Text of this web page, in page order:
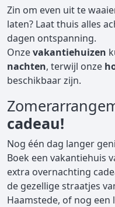
Zin om even uit te
laten? Laat thuis alles
dagen ontspanning.
Onzevakantiehuizen
nachten, terwijl onze
beschikbaar zijn.
cadeau!
Nog één dag langer
Boek een vakantiehuis
extra overnachting
de gezellige straatjes
Haamstede, of nog